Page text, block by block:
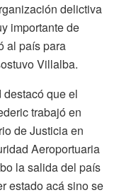
delictiva
importante de
al país para
Villalba.
que el
trabajó en
de Justicia en
Aeroportuaria
la salida del país
estado acá sino se